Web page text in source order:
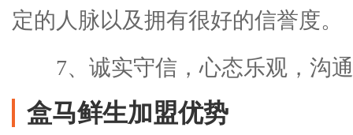
定的人脉以及拥有很好的信誉度。
7、诚实守信，心态乐观，沟
盒马鲜生加盟优势